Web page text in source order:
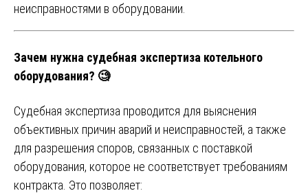
неисправностями в оборудовании.
Зачем нужна судебная экспертиза котельного
оборудования? 🧐
Судебная экспертиза проводится для выяснения
объективных причин аварий и неисправностей, а также
для разрешения споров, связанных с поставкой
оборудования, которое не соответствует требованиям
контракта. Это позволяет: